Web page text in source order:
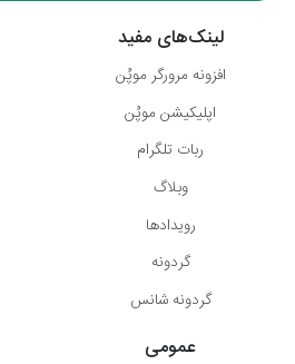
لینک‌های مفید
افزونه مرورگر موپُن
اپلیکیشن موپُن
ربات تلگرام
وبلاگ
رویدادها
گردونه
گردونه شانس
عمومی